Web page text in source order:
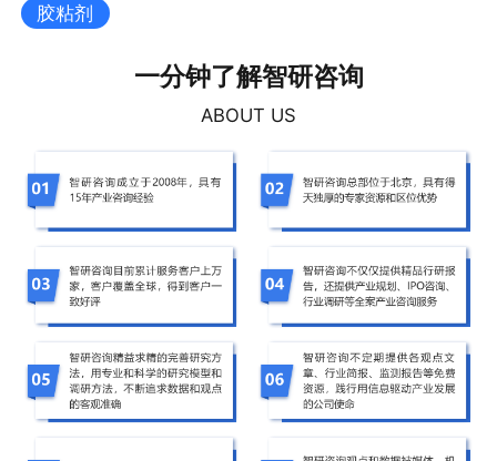
胶粘剂
一分钟了解智研咨询
ABOUT US